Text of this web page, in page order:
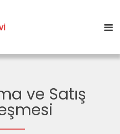
ve Satış